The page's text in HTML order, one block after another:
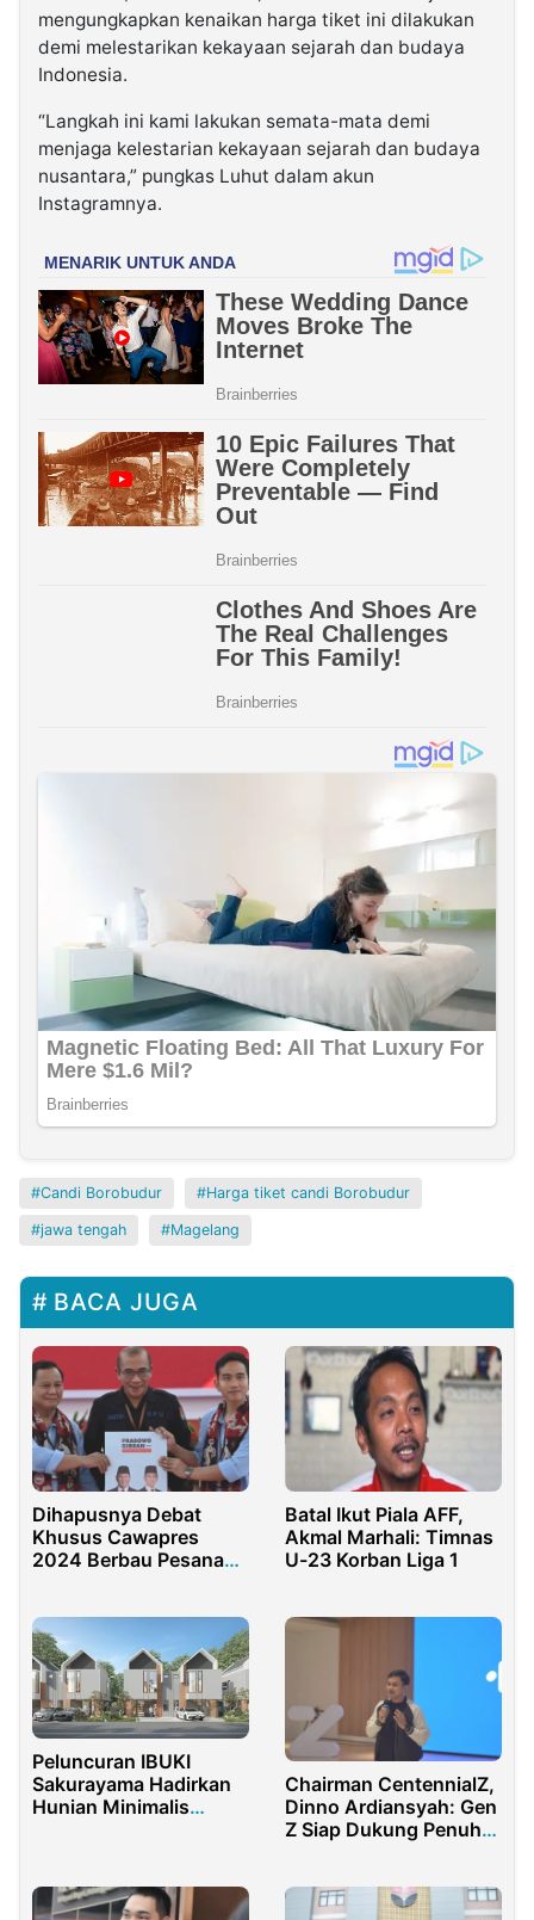
mengungkapkan kenaikan harga tiket ini dilakukan
demi melestarikan kekayaan sejarah dan budaya
Indonesia.
“Langkah ini kami lakukan semata-mata demi
menjaga kelestarian kekayaan sejarah dan budaya
nusantara,” pungkas Luhut dalam akun
Instagramnya.
Candi Borobudur Harga tiket candi Borobudur
jawa tengah Magelang
BACA JUGA
Dihapusnya Debat
Khusus Cawapres
2024 Berbau Pesanan
Batal Ikut Piala AFF,
Akmal Marhali: Timnas
U-23 Korban Liga 1
Peluncuran IBUKI
Sakurayama Hadirkan
Hunian Minimalis
Chairman CentennialZ,
Dinno Ardiansyah: Gen
Z Siap Dukung Penuh